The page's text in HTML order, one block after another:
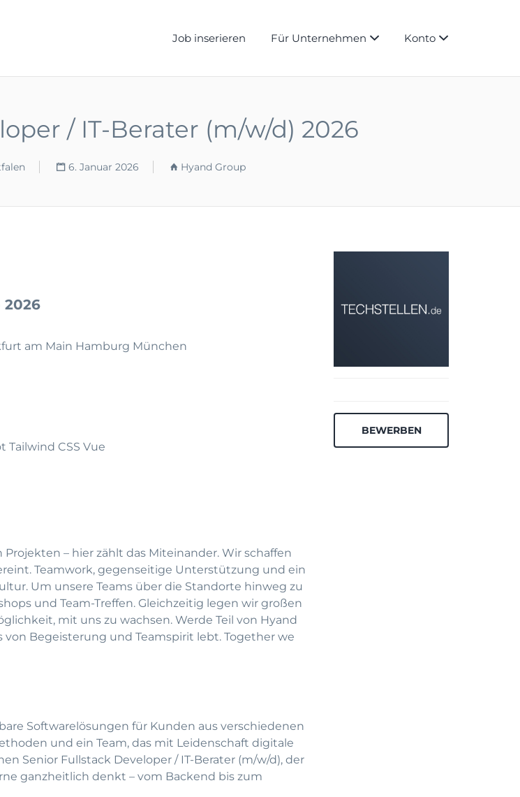
Job inserieren Für Unternehmen Konto
/ IT-Berater (m/w/d) 2026
6. Januar 2026 Hyand Group
2026
am Main Hamburg München
Tailwind CSS Vue
– hier zählt das Miteinander. Wir schaffen
Teamwork, gegenseitige Unterstützung und ein
Um unsere Teams über die Standorte hinweg zu
und Team-Treffen. Gleichzeitig legen wir großen
mit uns zu wachsen. Werde Teil von Hyand
Begeisterung und Teamspirit lebt. Together we
Softwarelösungen für Kunden aus verschiedenen
und ein Team, das mit Leidenschaft digitale
Senior Fullstack Developer / IT-Berater (m/w/d), der
ganzheitlich denkt – vom Backend bis zum
BEWERBEN